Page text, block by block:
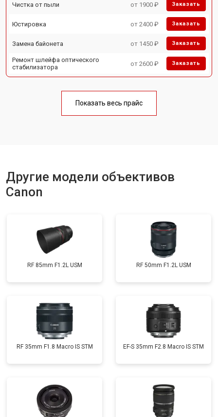
Чистка от пыли от 1900 ₽ Заказать
Юстировка от 2400 ₽ Заказать
Замена байонета от 1450 ₽ Заказать
Ремонт шлейфа оптического
стабилизатора
от 2600 ₽ Заказать
Показать весь прайс
Другие модели объективов
Canon
RF 85mm F1.2L USM RF 50mm F1.2L USM
RF 35mm F1.8 Macro IS STM EF-S 35mm F2.8 Macro IS STM